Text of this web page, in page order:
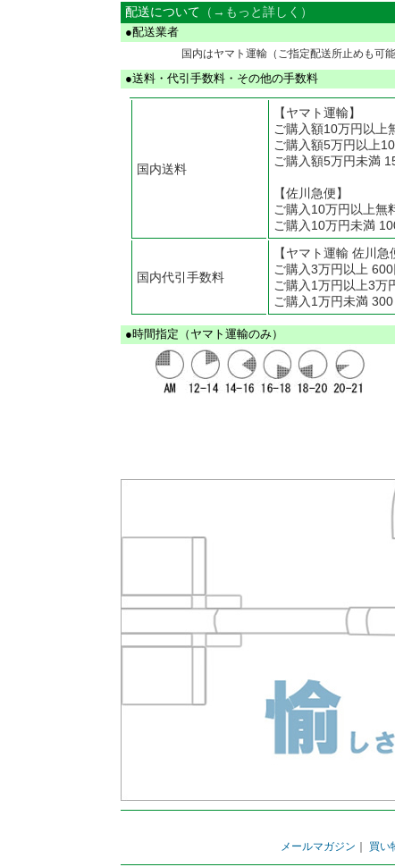
配送について （→もっと詳しく）
●配送業者
国内はヤマト運輸（ご指定配送所止めも可
●送料・代引手数料・その他の手数料
国内送料
【ヤマト運輸】
ご購入額10万円以上
ご購入額5万円以上
ご購入額5万円未満
【佐川急便】
ご購入10万円以上無
ご購入10万円未満
国内代引手数料
【ヤマト運輸 佐川急
ご購入3万円以上 600
ご購入1万円以上3万
ご購入1万円未満
●時間指定（ヤマト運輸のみ）
メールマガジン
買い